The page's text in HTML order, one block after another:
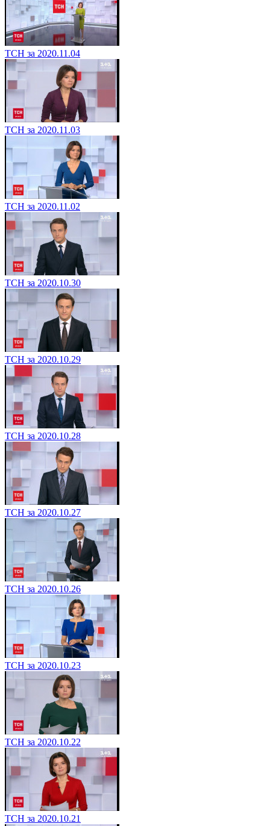
ТСН за 2020.11.04
ТСН за 2020.11.03
ТСН за 2020.11.02
ТСН за 2020.10.30
ТСН за 2020.10.29
ТСН за 2020.10.28
ТСН за 2020.10.27
ТСН за 2020.10.26
ТСН за 2020.10.23
ТСН за 2020.10.22
ТСН за 2020.10.21